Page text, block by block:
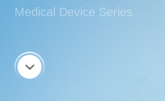
Medical Device Series